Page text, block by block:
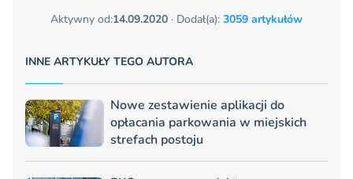
Aktywny od:14.09.2020 · Dodał(a): 3059 artykułów
INNE ARTYKUŁY TEGO AUTORA
Nowe zestawienie aplikacji do
opłacania parkowania w miejskich
strefach postoju